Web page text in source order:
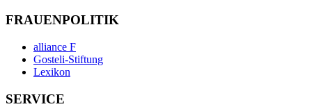
FRAUENPOLITIK
alliance F
Gosteli-Stiftung
Lexikon
SERVICE